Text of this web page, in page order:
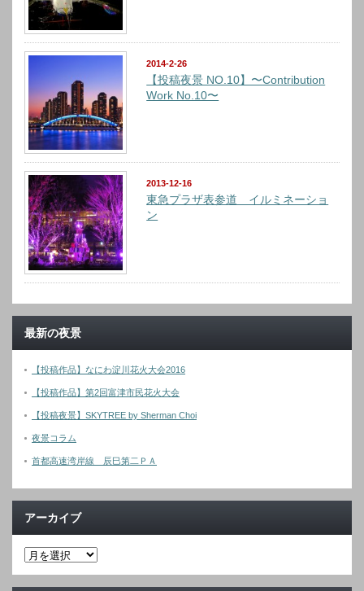
2014-2-26
【投稿夜景 NO.10】〜Contribution
Work No.10〜
2013-12-16
東急プラザ表参道 イルミネーショ
ン
最新の夜景
【投稿作品】なにわ淀川花火大会2016
【投稿作品】第2回富津市民花火大会
【投稿夜景】SKYTREE by Sherman Choi
夜景コラム
首都高速湾岸線 辰巳第二ＰＡ
アーカイブ